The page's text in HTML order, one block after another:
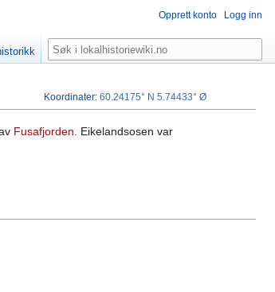
Fusafjorden. Eikelandsosen var
Koordinater:60.24175° N 5.74433° Ø
Opprett konto Logg inn
Søk